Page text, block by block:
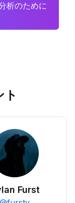
析のために
Furst